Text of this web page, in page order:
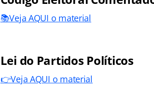
📚Veja AQUI o material
Lei do Partidos Políticos
👉Veja AQUI o material